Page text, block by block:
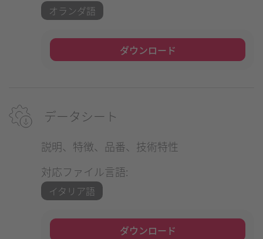
オランダ語
ダウンロード
データシート
説明、特徴、品番、技術特性
対応ファイル言語:
イタリア語
ダウンロード